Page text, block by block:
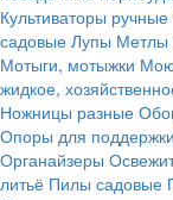
Культиваторы ручные
садовые Лупы Метлы
Мотыги, мотыжки
жидкое,
Ножницы разные
Опоры для
Органайзеры
литьё Пилы садовые